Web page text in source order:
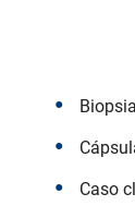
Biopsia
Caso